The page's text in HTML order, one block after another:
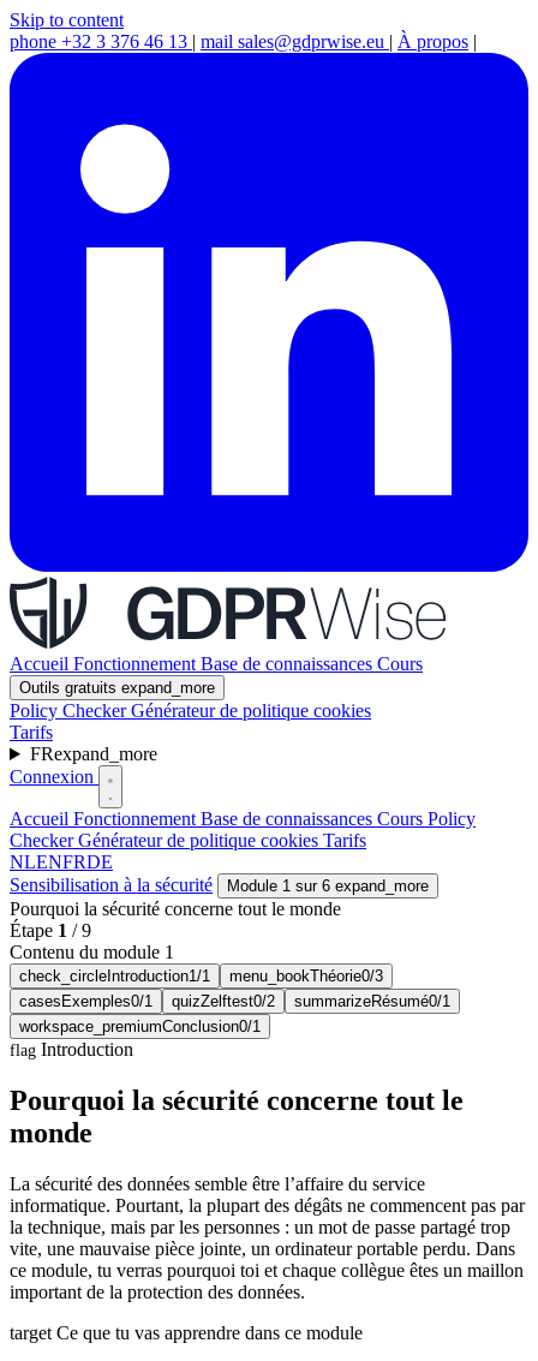
Skip to content
phone +32 3 376 46 13 | mail sales@gdprwise.eu | À propos |
Accueil Fonctionnement Base de connaissances Cours
Outils gratuits expand_more
Policy CheckerGénérateur de politique cookies
Tarifs
FRexpand_more
Connexion
Accueil Fonctionnement Base de connaissances Cours Policy
CheckerGénérateur de politique cookies Tarifs
NLENFRDE
Sensibilisation à la sécurité
Module 1 sur 6 expand_more
Pourquoi la sécurité concerne tout le monde
Étape 1 /9
Contenu du module 1
check_circle Introduction1/1 menu_bookThéorie0/3
cases Exemples0/1 quizZelftest0/2 summarizeRésumé0/1
workspace_premiumConclusion0/1
flag Introduction
Pourquoi la sécurité concerne tout le
monde
La sécurité des données semble être l’affaire du service
informatique. Pourtant, la plupart des dégâts ne commencent pas par
la technique, mais par les personnes : un mot de passe partagé trop
vite, une mauvaise pièce jointe, un ordinateur portable perdu. Dans
ce module, tu verras pourquoi toi et chaque collègue êtes un maillon
important de la protection des données.
target Ce que tu vas apprendre dans ce module